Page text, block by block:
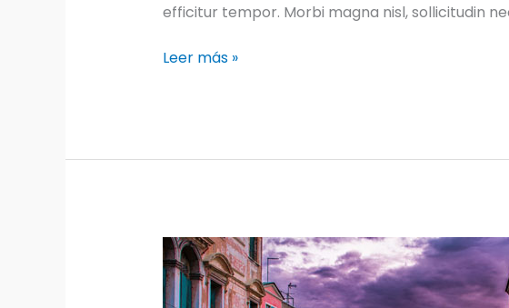
efficitur tempor. Morbi magna nisl, sollicitudin
My
the
beaten
track
Leer más »